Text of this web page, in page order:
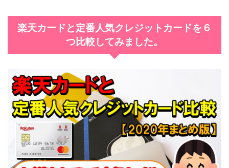
楽天カードと定番人気クレジットカードを６
つ比較してみました。